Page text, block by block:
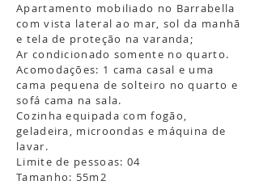
Apartamento mobiliado no Barrabella
com vista lateral ao mar, sol da manhã
e tela de proteção na varanda;
Ar condicionado somente no quarto.
Acomodações: 1 cama casal e uma
cama pequena de solteiro no quarto e
sofá cama na sala.
Cozinha equipada com fogão,
geladeira, microondas e máquina de
lavar.
Limite de pessoas: 04
Tamanho: 55m2